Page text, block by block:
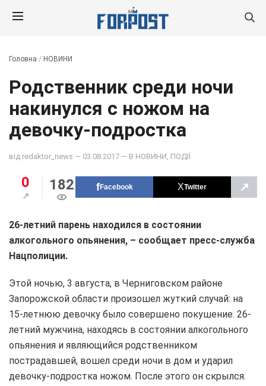
Головна / НОВИНИ
Родственник среди ночи
накинулся с ножом на
девочку-подростка
від redaktor_news — 03.08.2017 — В НОВИНИ ПОДІЇ
0 182 Facebook Twitter ↗
26-летний парень находился в состоянии
алкогольного опьянения, – сообщает пресс-служба
Нацполиции.
Этой ночью, 3 августа, в Черниговском районе
Запорожской области произошел жуткий случай: на
15-летнюю девочку было совершено покушение. 26-
летний мужчина, находясь в состоянии алкогольного
опьянения и являющийся родственником
пострадавшей, вошел среди ночи в дом и ударил
девочку-подростка ножом. После этого он скрылся.